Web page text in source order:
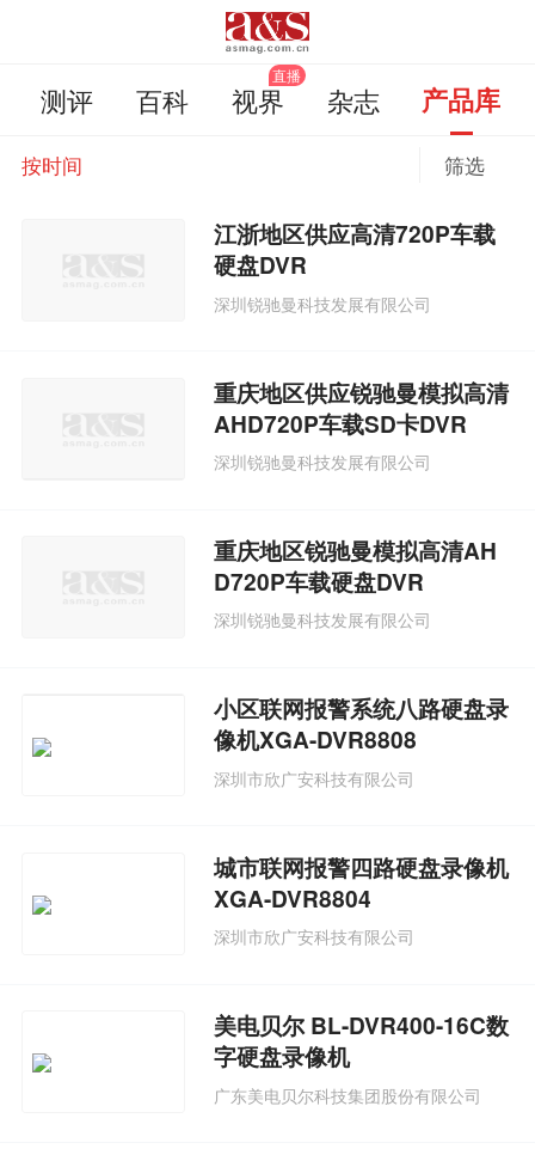
测评 百科 视界 杂志 产品库
按时间 筛选
江浙地区供应高清720P车载
硬盘DVR
深圳锐驰曼科技发展有限公司
重庆地区供应锐驰曼模拟高清
AHD720P车载SD卡DVR
深圳锐驰曼科技发展有限公司
重庆地区锐驰曼模拟高清AH
D720P车载硬盘DVR
深圳锐驰曼科技发展有限公司
小区联网报警系统八路硬盘录
像机XGA-DVR8808
深圳市欣广安科技有限公司
城市联网报警四路硬盘录像机
XGA-DVR8804
深圳市欣广安科技有限公司
美电贝尔 BL-DVR400-16C数
字硬盘录像机
广东美电贝尔科技集团股份有限公司